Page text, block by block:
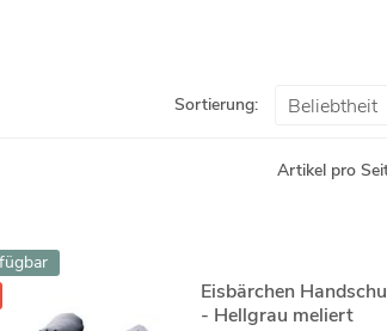
Sortierung:
Artikel pro
Eisbärchen
- Hellgrau meliert